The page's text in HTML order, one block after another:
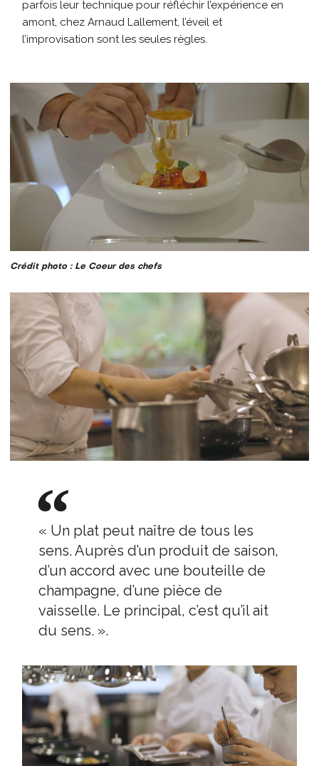
parfois leur technique pour réfléchir l’expérience en
amont, chez Arnaud Lallement, l’éveil et
l’improvisation sontles seules règles.
Crédit photo : Le Coeur des chefs
« Un plat peut naître de tous les
sens. Auprès d’un produit de saison,
d’un accord avec une bouteille de
champagne, d’une pièce de
vaisselle. Le principal, c’est qu’il ait
du sens. ».